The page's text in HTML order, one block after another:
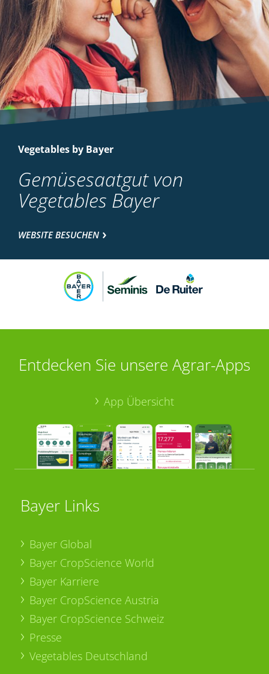
Vegetables by Bayer
Gemüsesaatgut von
Vegetables Bayer
WEBSITE BESUCHEN
Entdecken Sie unsere Agrar-Apps
App Übersicht
Bayer Links
Bayer Global
Bayer CropScience World
Bayer Karriere
Bayer CropScience Austria
Bayer CropScience Schweiz
Presse
Vegetables Deutschland